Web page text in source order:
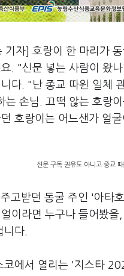
기자] 호랑이 한 마리가
. "신문 넣는 사람이 왔
다. "난 종교 따윈 일체
는 손님. 끄떡 않는 호랑
호랑이는 어느샌가 얼
신문 구독 권유도 아니고 종교
고받던 동굴 주인 '아타
이라면 누구나 들어봤
다.
에서 열리는 '지스타